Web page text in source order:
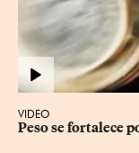
VIDEO
Peso se fortalece